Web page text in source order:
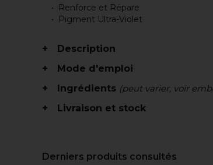
Renforce et Répare
Pigment Ultra-Violet
Description
Mode d'emploi
Ingrédients (peut varier, voir
Livraison et stock
Derniers produits consultés